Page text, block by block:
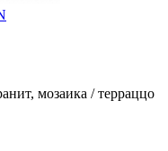
мозаика / терраццо